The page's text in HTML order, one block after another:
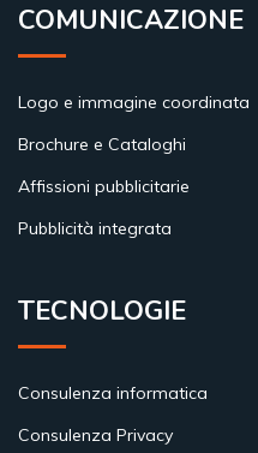
COMUNICAZIONE
Logo e immagine coordinata
Brochure e Cataloghi
Affissioni pubblicitarie
Pubblicità integrata
TECNOLOGIE
Consulenza informatica
Consulenza Privacy